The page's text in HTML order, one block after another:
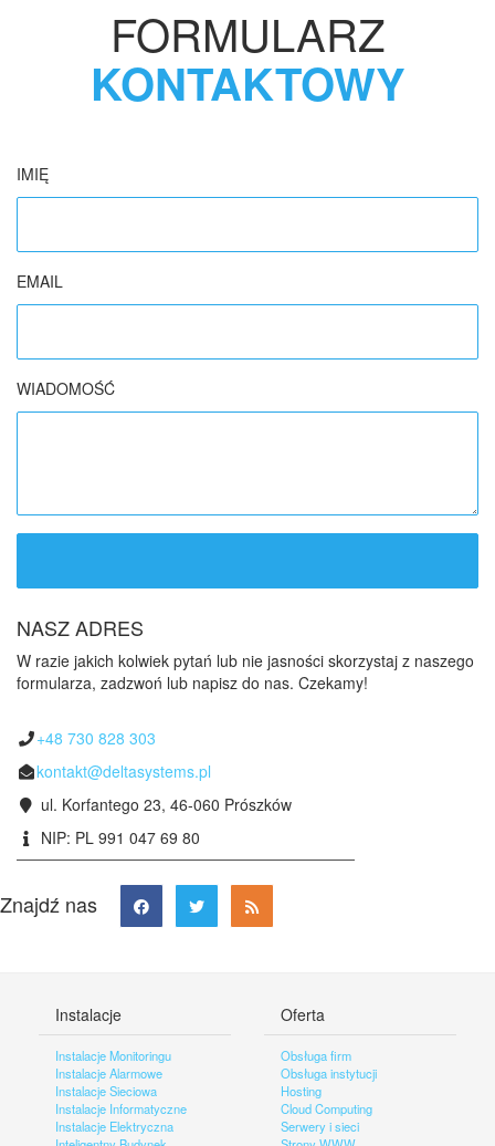
FORMULARZ
KONTAKTOWY
IMIĘ
EMAIL
WIADOMOŚĆ
NASZ ADRES
W razie jakich kolwiek pytań lub nie jasności skorzystaj z naszego
formularza, zadzwoń lub napisz do nas. Czekamy!
+48 730 828 303
kontakt@deltasystems.pl
ul. Korfantego 23, 46-060 Prószków
NIP: PL 991 047 69 80
Znajdź nas
Instalacje
Instalacje Monitoringu
Instalacje Alarmowe
Instalacje Sieciowa
Instalacje Informatyczne
Instalacje Elektryczna
Oferta
Obsługa firm
Obsługa instytucji
Hosting
Cloud Computing
Serwery i sieci